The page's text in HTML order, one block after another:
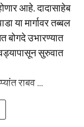
आहे. दादासाहेब
या मार्गावर तब्बल
बोगदे उभारण्यात
सुरुवात
राबव ...